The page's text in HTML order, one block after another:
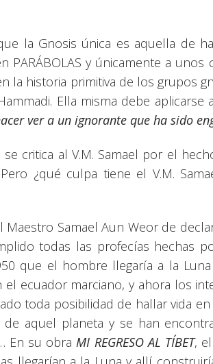
la Gnosis única es aquella de
PARÁBOLAS y únicamente a unos
la historia primitiva de los grupos
Ella misma debe aplicarse
ver a un ignorante que ha sido
critica al V.M. Samael por el
¿qué culpa tiene el V.M.
Maestro Samael Aun Weor de
todas las profecías hechas
que el hombre llegaría a la
el ecuador marciano, y ahora los
toda posibilidad de hallar vida
de aquel planeta y se han
En su obraMI REGRESO AL TÍBET,